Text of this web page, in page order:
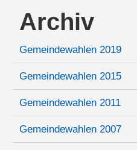
Archiv
Gemeindewahlen 2019
Gemeindewahlen 2015
Gemeindewahlen 2011
Gemeindewahlen 2007